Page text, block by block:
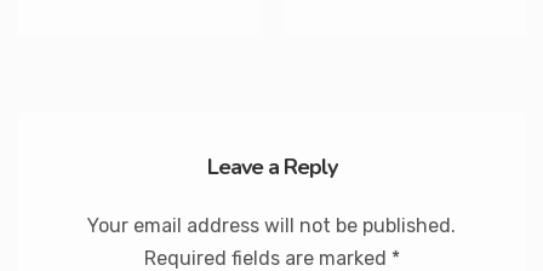
Leave a Reply
Your email address will not be published.
Required fields are marked *